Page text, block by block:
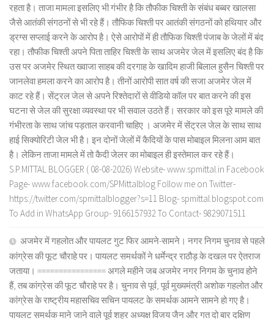
रहता है। ताजा मामला इसलिए भी गंभीर है कि तौफीक चिश्ती के संबंध बब्बर खालसा
जैसे आतंकी संगठनों से भी रहे हैं। तौफिक चिश्ती पर आतंकी संगठनों को हथियार और
ड्रग्स सप्लाई करने के आरोप है। ऐसे आरोपों में ही तौफिक चिश्ती पंजाब के जेलों में बंद
रहा। तौफीक चिश्ती अपने पिता ताहिर चिश्ती के साथ अजमेर जेल में इसलिए बंद है कि
उस पर अजमेर स्थित ख्वाजा साहब की दरगाह के खादिम हाजी बिलाल हुसैन चिश्ती पर
जानलेवा हमला करने का आरोप है। तीनों आरोपी सात वर्ष की सजा अजमेर जेल में
काट रहे हैं। सेंट्रल जेल से अपने रिश्तेदारों से वीडियो कॉल पर बात करने की इस
घटना से जेल की सुरक्षा व्यवस्था पर भी सवाल उठते हैं। सरकार को इस पूरे मामले की
गंभीरता के साथ जांच पड़ताल करवानी चाहिए । अजमेर में सेंट्रल जेल के साथ साथ
हाई सिक्योरिटी जेल भी है। इन दोनों जेलों में कैदियों के पास मोबाइल मिलना आम बात
है। लेकिन ताजा मामले में तो कैदी जेलर का मोबाइल ही इस्तेमाल कर रहे हैं।
S.P.MITTAL BLOGGER ( 08-08-2026) Website- www.spmittal.in Facebook
Page- www.facebook.com/SPMittalblog Follow me on Twitter-
https://twitter.com/spmittalblogger?s=11 Blog- spmittal.blogspot.com
To Add in WhatsApp Group- 9166157932 To Contact- 9829071511
अजमेर में गहलोत और पायलट गुट फिर आमने-सामने। नगर निगम चुनाव से पहले
कांग्रेस की फूट चौराहे पर। पायलट समर्थकों ने धर्मेन्द्र राठौड़ के दखल पर ऐतराज
जताया। ================ अगले महीने जब अजमेर नगर निगम के चुनाव होने
हैं, तब कांग्रेस की फूट चौराहे पर है। चुनाव से पूर्व, पूर्व मुख्यमंत्री अशोक गहलोत और
कांग्रेस के राष्ट्रीय महासचिव सचिन पायलट के समर्थक आमने सामने हो गए है।
पायलट समर्थक माने जाने वाले पूर्व शहर अध्यक्ष विजय जैन और गत दो बार दक्षिण